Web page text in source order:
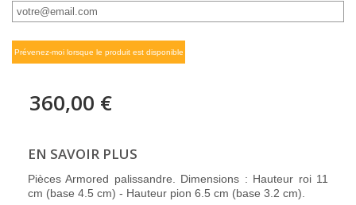
Prévenez-moi lorsque le produit est disponible
360,00 €
EN SAVOIR PLUS
Pièces Armored palissandre. Dimensions : Hauteur roi 11
cm (base 4.5 cm) - Hauteur pion 6.5 cm (base 3.2 cm).